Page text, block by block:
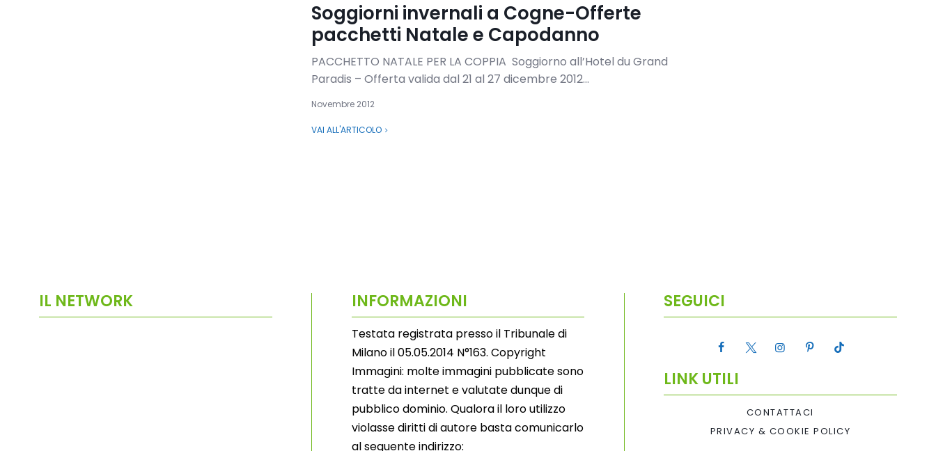
Soggiorni invernali a Cogne-Offerte
pacchetti Natale e Capodanno
PACCHETTO NATALE PER LA COPPIA Soggiorno all’Hotel du Grand
Paradis – Offerta valida dal 21 al 27 dicembre 2012...
Novembre 2012
VAI ALL'ARTICOLO
IL NETWORK INFORMAZIONI
Testata registrata presso il Tribunale di
Milano il 05.05.2014 N°163. Copyright
Immagini: molte immagini pubblicate sono
tratte da internet e valutate dunque di
pubblico dominio. Qualora il loro utilizzo
violasse diritti di autore basta comunicarlo
al seguente indirizzo:
SEGUICI
LINK UTILI
CONTATTACI
PRIVACY & COOKIE POLICY